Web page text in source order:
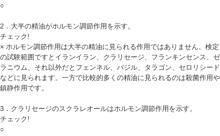
○
2．大半の精油がホルモン調節作用を示す。
チェック!
× ホルモン調節作用は大半の精油に見られる作用ではありません。検定
の試験範囲ですとイランイラン、クラリセージ、フランキンセンス、ゼ
ラニウム、それ以外だとフェンネル、バジル、タラゴン、セロリシード
などに見られます。一方で比較的多くの精油に見られるのは殺菌作用や
鎮静作用です。
3．クラリセージのスクラレオールはホルモン調節作用を示す。
チェック!
○